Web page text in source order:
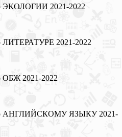
ЭКОЛОГИИ 2021-2022
ЛИТЕРАТУРЕ 2021-2022
ОБЖ 2021-2022
по АНГЛИЙСКОМУ ЯЗЫКУ 2021-